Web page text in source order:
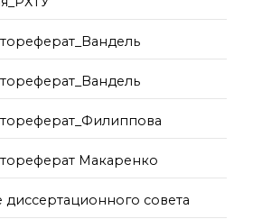
Макаренко
совета